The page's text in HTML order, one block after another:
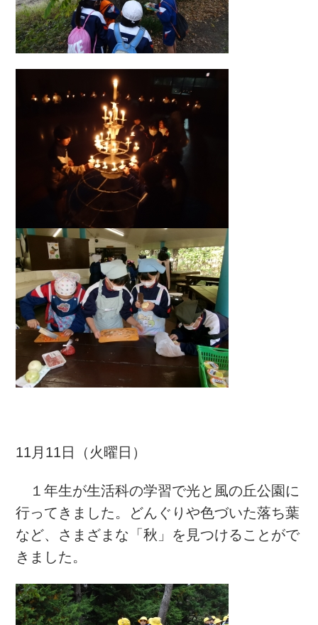
11月11日（火曜日）
１年生が生活科の学習で光と風の丘公園に
行ってきました。どんぐりや色づいた落ち葉
など、さまざまな「秋」を見つけることがで
きました。